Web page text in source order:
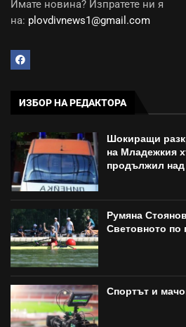
Имате новина? Изпратете ни я
на: plovdivnews1@gmail.com
ИЗБОР НА РЕДАКТОРА
Шокиращи
на Младежкия
продължил над
Румяна
Световното по
Спортът и